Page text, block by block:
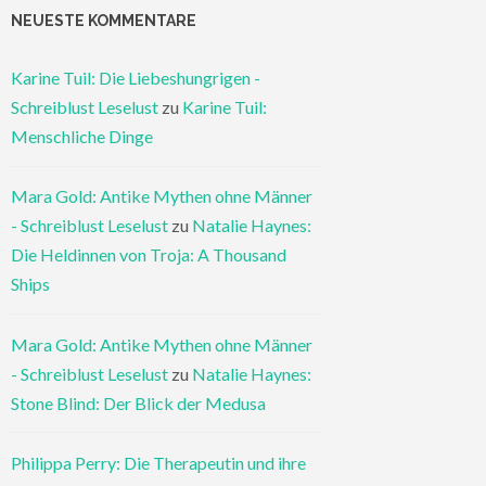
NEUESTE KOMMENTARE
Karine Tuil: Die Liebeshungrigen -
Schreiblust Leselust zu Karine Tuil:
Menschliche Dinge
Mara Gold: Antike Mythen ohne Männer
- Schreiblust Leselust zu Natalie Haynes:
Die Heldinnen von Troja: A Thousand
Ships
Mara Gold: Antike Mythen ohne Männer
- Schreiblust Leselust zu Natalie Haynes:
Stone Blind: Der Blick der Medusa
Philippa Perry: Die Therapeutin und ihre